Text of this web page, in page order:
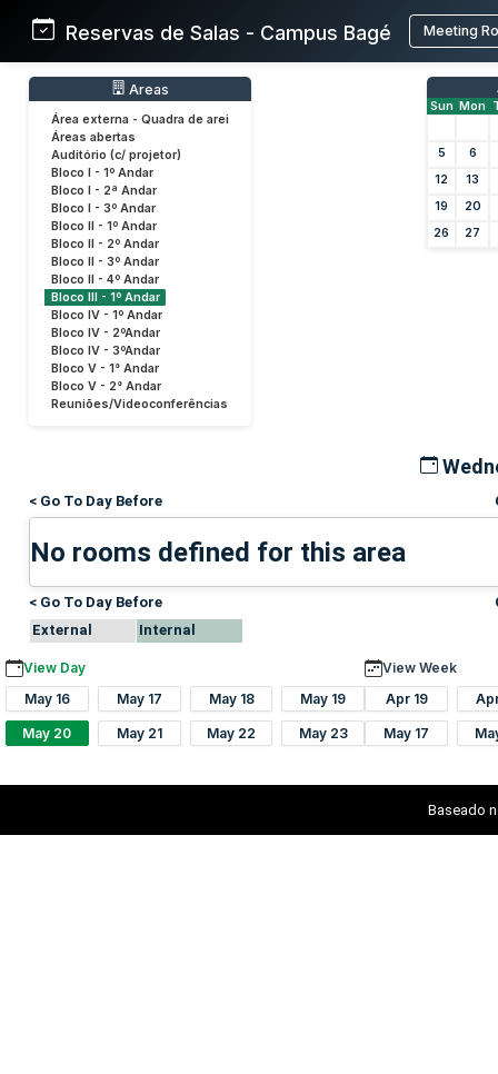
Reservas de Salas - Campus Bagé Meeting
Areas
Área externa - Quadra de arei
Áreas abertas
Auditório (c/ projetor)
Bloco I - 1º Andar
Bloco I - 2ª Andar
Bloco I - 3º Andar
Bloco II - 1º Andar
Bloco II - 2º Andar
Bloco II - 3º Andar
Bloco II - 4º Andar
Bloco III - 1º Andar
Bloco IV - 1º Andar
Bloco IV - 2ºAndar
Bloco IV - 3ºAndar
Bloco V - 1° Andar
Bloco V - 2° Andar
Reuniões/Videoconferências
Sun Mon
5
6
12
13
19
20
26
27
< Go To Day Before
No rooms defined for this area
< Go To Day Before
External
Internal
View Day
May 16
May 17 May 18 May 19
May 20 May 21 May 22 May 23
View Week
Apr 19
May 17
Baseado